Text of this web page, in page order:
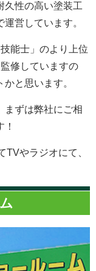
久性の高い塗装工
営しています。
能士」のより上位
修していますの
と思います。
まずは弊社にご相
やラジオにて、